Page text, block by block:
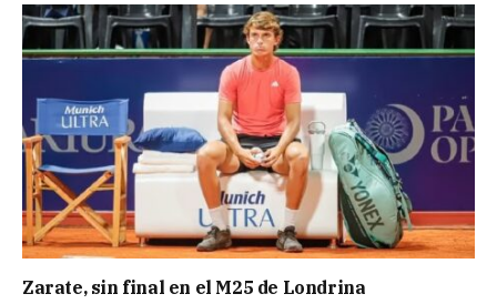
Zarate, sin final en el M25 de Londrina